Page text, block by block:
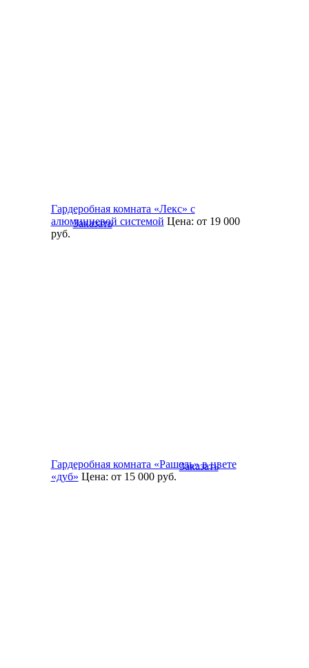
Гардеробная комната «Лекс» с
алюминиевой системой Цена: от 19 000
руб.
Заказать
Гардеробная комната «Рашель» в цвете
«дуб» Цена: от 15 000руб.
Заказать